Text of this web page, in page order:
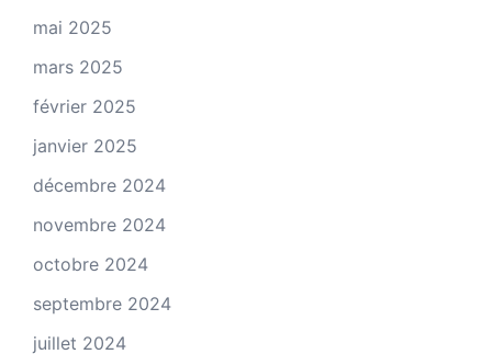
mai 2025
mars 2025
février 2025
janvier 2025
décembre 2024
novembre 2024
octobre 2024
septembre 2024
juillet 2024